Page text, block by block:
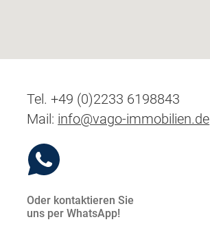
Tel. +49 (0)2233 6198843
Mail: info@vago-immobilien.de
Oder kontaktieren Sie
uns per WhatsApp!